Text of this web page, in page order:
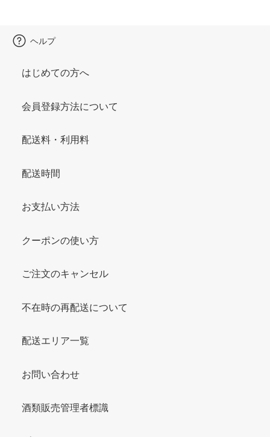
ヘルプ
はじめての方へ
会員登録方法について
配送料・利用料
配送時間
お支払い方法
クーポンの使い方
ご注文のキャンセル
不在時の再配送について
配送エリア一覧
お問い合わせ
酒類販売管理者標識